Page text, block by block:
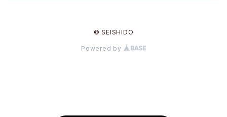
© SEISHIDO
Powered by